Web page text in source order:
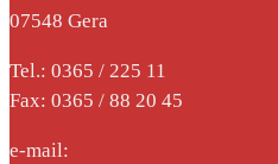
07548 Gera
Tel.: 0365 / 225 11
Fax: 0365 / 88 20 45
e-mail: